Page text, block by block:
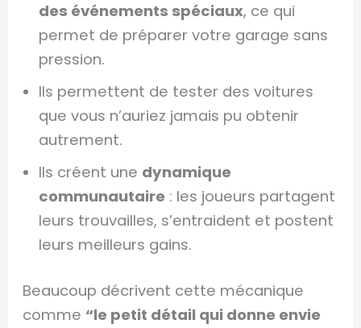
des événements spéciaux, ce qui
permet de préparer votre garage sans
pression.
Ils permettent de tester des voitures
que vous n’auriez jamais pu obtenir
autrement.
Ils créent une dynamique
communautaire : les joueurs partagent
leurs trouvailles, s’entraident et postent
leurs meilleurs gains.
Beaucoup décrivent cette mécanique
comme “le petit détail qui donne envie